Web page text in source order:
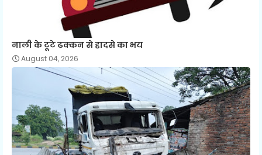
नाली के टूटे ढक्कन से हादसे का भय
August 04, 2026